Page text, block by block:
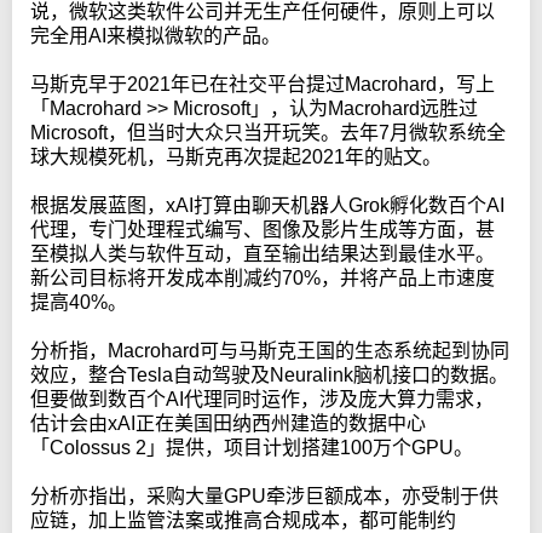
说，微软这类软件公司并无生产任何硬件，原则上可以
完全用AI来模拟微软的产品。
马斯克早于2021年已在社交平台提过Macrohard，写上
「Macrohard >> Microsoft」，认为Macrohard远胜过
Microsoft，但当时大众只当开玩笑。去年7月微软系统全
球大规模死机，马斯克再次提起2021年的贴文。
根据发展蓝图，xAI打算由聊天机器人Grok孵化数百个AI
代理，专门处理程式编写、图像及影片生成等方面，甚
至模拟人类与软件互动，直至输出结果达到最佳水平。
新公司目标将开发成本削减约70%，并将产品上市速度
提高40%。
分析指，Macrohard可与马斯克王国的生态系统起到协同
效应，整合Tesla自动驾驶及Neuralink脑机接口的数据。
但要做到数百个AI代理同时运作，涉及庞大算力需求，
估计会由xAI正在美国田纳西州建造的数据中心
「Colossus 2」提供，项目计划搭建100万个GPU。
分析亦指出，采购大量GPU牵涉巨额成本，亦受制于供
应链，加上监管法案或推高合规成本，都可能制约